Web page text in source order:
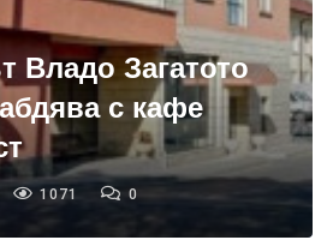
Владо Загатото
с кафе
1071 0